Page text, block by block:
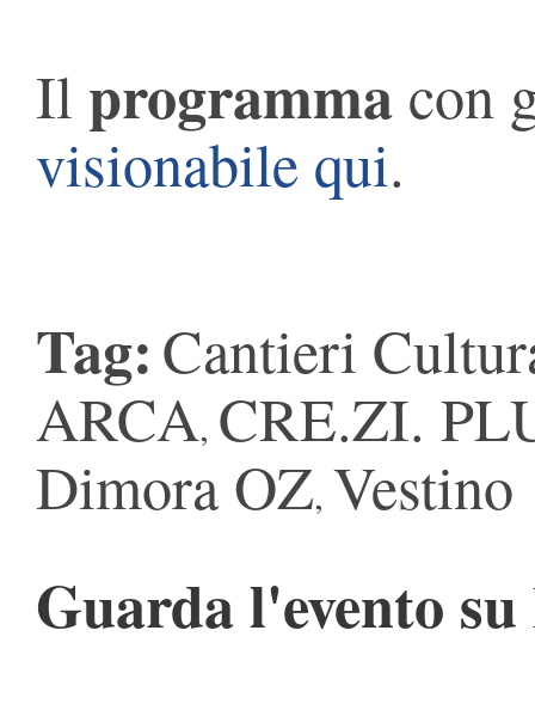
Il programma con
visionabile qui.
Tag:Cantieri
ARCA, CRE.ZI.
Dimora OZ, Vestino
Guarda l'evento su